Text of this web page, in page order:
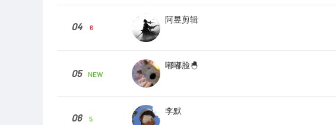
04 6
阿昱剪辑
05 NEW
嘟嘟脸🐣
06 5
李默